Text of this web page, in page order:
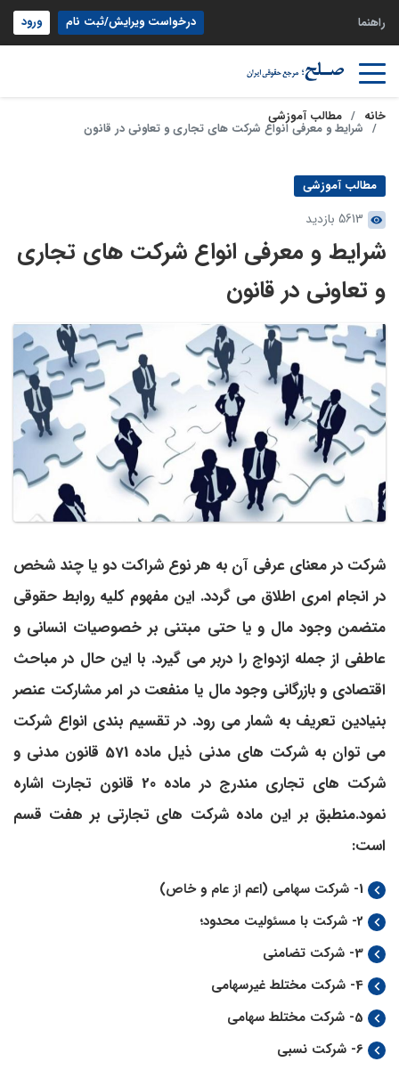
راهنما درخواست ویرایش/ثبت نام ورود
خانه مطالب آموزشی
شرایط و معرفی انواع شرکت­ های تجاری و تعاونی در قانون
مطالب آموزشی
5613 بازدید
شرایط و معرفی انواع شرکت­ های تجاری
و تعاونی در قانون
شرکت در معنای عرفی آن به هر نوع شراکت دو یا چند شخص
در انجام امری اطلاق می­ گردد. این مفهوم کلیه روابط حقوقی
متضمن وجود مال و یا حتی مبتنی بر خصوصیات انسانی و
عاطفی از جمله ازدواج را دربر می ­گیرد. با این حال در مباحث
اقتصادی و بازرگانی وجود مال یا منفعت در امر مشارکت عنصر
بنیادین تعریف به­ شمار می­ رود. در تقسیم ­بندی انواع شرکت
می ­توان به شرکت­ های مدنی ذیل ماده 571 قانون مدنی و
شرکت ­های تجاری مندرج در ماده 20 قانون تجارت اشاره
نمود.منطبق بر این ماده شرکت ­های تجارتی بر هفت قسم
است:
1- شرکت سهامی (اعم از عام و خاص)
2- شرکت با مسئولیت محدود؛
3- شرکت تضامنی
4- شرکت مختلط غیرسهامی
5- شرکت مختلط سهامی
6- شرکت نسبی